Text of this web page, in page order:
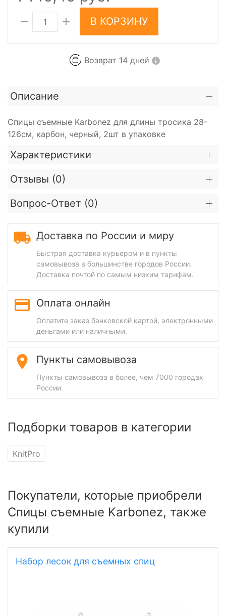
В КОРЗИНУ
Возврат 14 дней
Описание
Спицы съемные Karbonez для длины тросика 28-
126см, карбон, черный, 2шт в упаковке
Характеристики
Отзывы (0)
Вопрос-Ответ (0)
Доставка по России и миру
Быстрая доставка курьером и в пункты
самовывоза в большинстве городов России.
Доставка почтой по самым низким тарифам.
Оплата онлайн
Оплатите заказ банковской картой, электронными
деньгами или наличными.
Пункты самовывоза
Пункты самовывоза в более, чем 7000 городах
России.
Подборки товаров в категории
KnitPro
Покупатели, которые приобрели
Спицы съемные Karbonez, также
купили
Набор лесок для съемных спиц